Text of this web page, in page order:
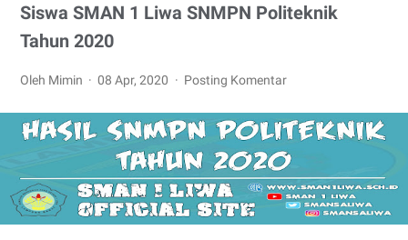
Siswa SMAN 1 Liwa SNMPN Politeknik
Tahun 2020
Oleh Mimin 08 Apr, 2020 Posting Komentar